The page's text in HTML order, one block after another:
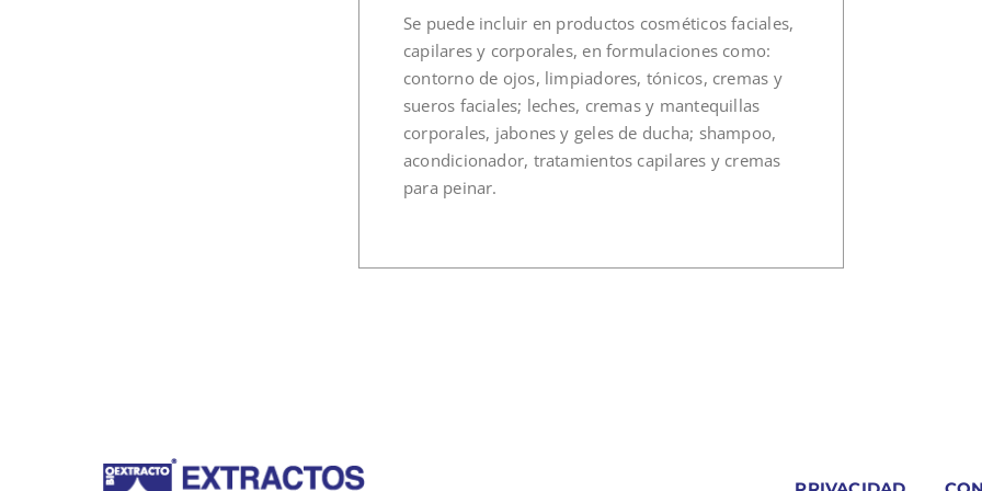
Se puede incluir en productos cosméticos faciales,
capilares y corporales, en formulaciones como:
contorno de ojos, limpiadores, tónicos, cremas y
sueros faciales; leches, cremas y mantequillas
corporales, jabones y geles de ducha; shampoo,
acondicionador, tratamientos capilares y cremas
para peinar.